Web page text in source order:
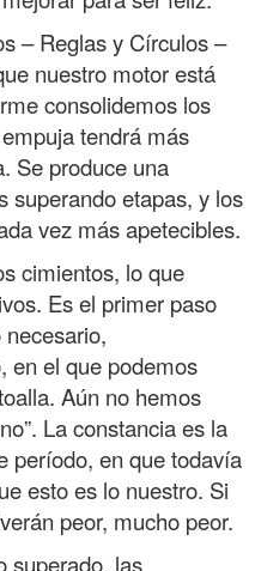
– Reglas y Círculos –
nuestro motor está
consolidemos los
tendrá más
Se produce una
superando etapas, y los
vez más apetecibles.
cimientos, lo que
Es el primer paso
en el que podemos
Aún no hemos
La constancia es la
período, en que todavía
esto es lo nuestro. Si
peor, mucho peor.
superado, las